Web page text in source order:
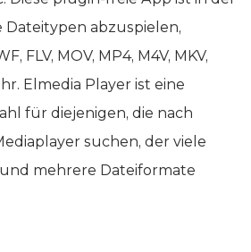
Dateitypen abzuspielen,
FLV, MOV, MP4, M4V, MKV,
Elmedia Player ist eine
für diejenigen, die nach
suchen, der viele
mehrere Dateiformate